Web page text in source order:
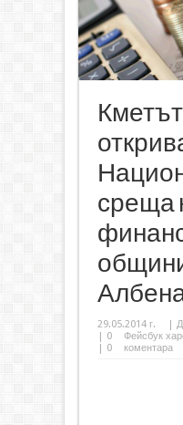
среща
29.05.2014 г. |
| 0
Фейсбук
| 0 коментара